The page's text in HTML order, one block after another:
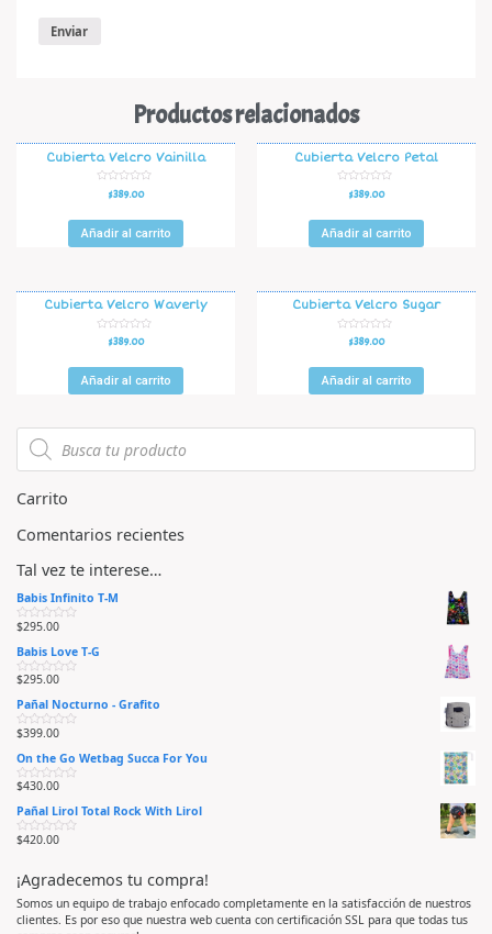
Productos relacionados
Cubierta Velcro Vainilla
o
r
a
d
0
d
e
5
$389.00
Añadir al carrito
Cubierta Velcro Petal
o
r
a
d
0
d
e
5
$389.00
Añadir al carrito
Cubierta Velcro Waverly
o
r
a
d
n
d
e
$389.00
Añadir al carrito
Cubierta Velcro Sugar
o
r
a
d
n
$389.00
Añadir al carrito
Carrito
Comentarios recientes
Tal vez te interese…
Babis Infinito T-M
V
l
o
r
a
o
e
n
0
e
5
$295.00
Babis Love T-G
V
l
o
r
a
o
e
n
0
e
5
$295.00
Pañal Nocturno - Grafito
V
l
o
r
a
o
e
n
0
5
$399.00
On the Go Wetbag Succa For You
V
l
o
r
a
e
n
0
d
e
$430.00
Pañal Lirol Total Rock With Lirol
V
o
r
a
d
o
$420.00
¡Agradecemos tu compra!
Somos un equipo de trabajo enfocado completamente en la satisfacción de nuestros
clientes. Es por eso que nuestra web cuenta con certificación SSL para que todas tus